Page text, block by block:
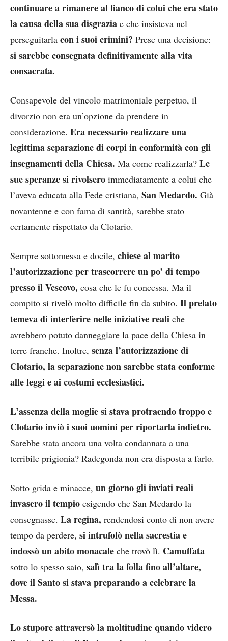
continuare a rimanere al fianco di colui che era stato
la causa della sua disgrazia e che insisteva nel
perseguitarla con i suoi crimini? Prese una decisione:
si sarebbe consegnata definitivamente alla vita
consacrata.
Consapevole del vincolo matrimoniale perpetuo, il
divorzio non era un’opzione da prendere in
considerazione. Era necessario realizzare una
legittima separazione di corpi in conformità con gli
insegnamenti della Chiesa. Ma come realizzarla? Le
sue speranze si rivolsero immediatamente a colui che
l’aveva educata alla Fede cristiana, San Medardo. Già
novantenne e con fama di santità, sarebbe stato
certamente rispettato da Clotario.
Sempre sottomessa e docile, chiese al marito
l’autorizzazione per trascorrere un po’ di tempo
presso il Vescovo, cosa che le fu concessa. Ma il
compito si rivelò molto difficile fin da subito. Il prelato
temeva di interferire nelle iniziative reali che
avrebbero potuto danneggiare la pace della Chiesa in
terre franche. Inoltre, senza l’autorizzazione di
Clotario, la separazione non sarebbe stata conforme
alle leggi e ai costumi ecclesiastici.
L’assenza della moglie si stava protraendo troppo e
Clotario inviò i suoi uomini per riportarla indietro.
Sarebbe stata ancora una volta condannata a una
terribile prigionia? Radegonda non era disposta a farlo.
Sotto grida e minacce, un giorno gli inviati reali
invasero il tempio esigendo che San Medardo la
consegnasse. La regina, rendendosi conto di non avere
tempo da perdere, si intrufolò nella sacrestia e
indossò un abito monacale che trovò lì. Camuffata
sotto lo spesso saio, salì tra la folla fino all’altare,
dove il Santo si stava preparando a celebrare la
Messa.
Lo stupore attraversò la moltitudine quando videro